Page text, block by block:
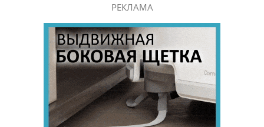
РЕКЛАМА